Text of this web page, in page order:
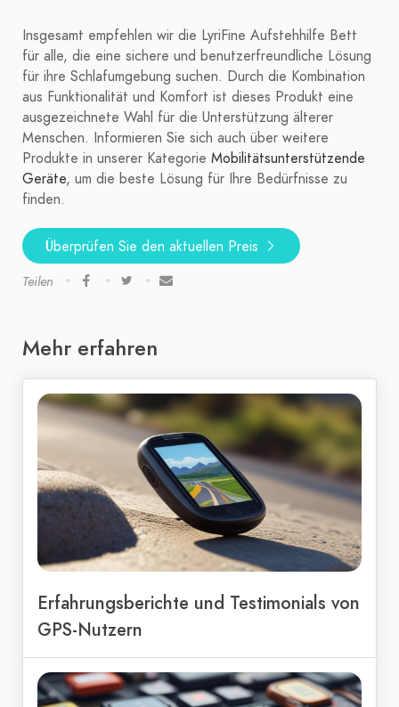
Insgesamt empfehlen wir die LyriFine Aufstehhilfe Bett
für alle, die eine sichere und benutzerfreundliche Lösung
für ihre Schlafumgebung suchen. Durch die Kombination
aus Funktionalität und Komfort ist dieses Produkt eine
ausgezeichnete Wahl für die Unterstützung älterer
Menschen. Informieren Sie sich auch über weitere
Produkte in unserer Kategorie Mobilitätsunterstützende
Geräte, um die beste Lösung für Ihre Bedürfnisse zu
finden.
Überprüfen Sie den aktuellen Preis
Teilen
Mehr erfahren
Erfahrungsberichte und Testimonials von
GPS-Nutzern